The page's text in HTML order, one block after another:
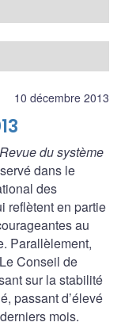
10 décembre 2013
Revue du système
dans le
des
reflètent en partie
au
Parallèlement,
Conseil de
sur la stabilité
passant d’élevé
mois.